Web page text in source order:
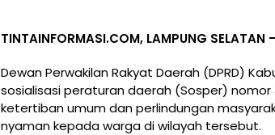
TINTAINFORMASI.COM, LAMPUNG SELATAN
Dewan Perwakilan Rakyat Daerah (DPRD)
sosialisasi peraturan daerah (Sosper)
ketertiban umum dan perlindungan
nyaman kepada warga di wilayah tersebut.